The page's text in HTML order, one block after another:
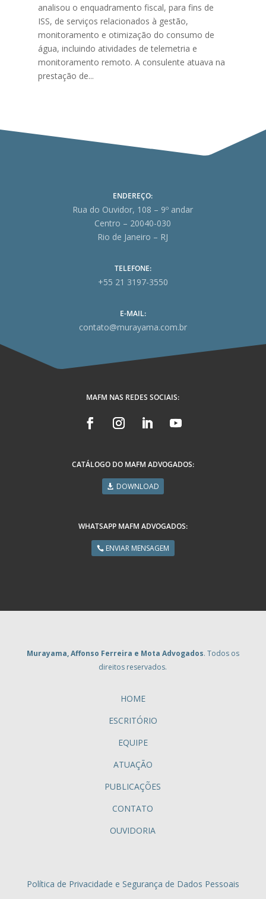
analisou o enquadramento fiscal, para fins de
ISS, de serviços relacionados à gestão,
monitoramento e otimização do consumo de
água, incluindo atividades de telemetria e
monitoramento remoto. A consulente atuava na
prestação de...
ENDEREÇO:
Rua do Ouvidor, 108 – 9º andar
Centro – 20040-030
Rio de Janeiro – RJ
TELEFONE:
+55 21 3197-3550
E-MAIL:
contato@murayama.com.br
MAFM NAS REDES SOCIAIS:
CATÁLOGO DO MAFM ADVOGADOS:
DOWNLOAD
WHATSAPP MAFM ADVOGADOS:
ENVIAR MENSAGEM
Murayama, Affonso Ferreira e Mota Advogados. Todos os
direitos reservados.
HOME
ESCRITÓRIO
EQUIPE
ATUAÇÃO
PUBLICAÇÕES
CONTATO
OUVIDORIA
Política de Privacidade e Segurança de Dados Pessoais